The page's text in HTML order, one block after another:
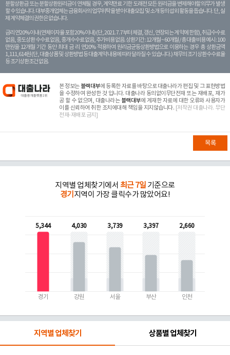
분할상환금 또는 분할상환원리금이 연체될 경우, 계약만료 기한 도래전 모든 원리금을 변제해야할 의무가 발생
할 수 있습니다. 대부중개업체는 금융회사의 업무위탁을 받아 대출모집 및 소개 등의 섭외 활동을 돕습니다. 단, 실
제 계약체결의 권한은 없습니다.
금리 연20% 이내 (연체이자율 포함 20% 이내) (단, 2021. 7. 7부터 체결, 갱신, 연장되는 계 약에 한함), 취급수수료
없음, 중도상환 수수료 없음, 중개수수료 없음, 추가비용 없음. 상환기간 : 12개월 ~ 60개월 / 총 대출 비용 예시 : 100
만원을 12개월 기간 동안 최대 금 리 연20% 적용하여 원리금균등상환방법으로 이용하는 경우 총 상환금액
1,111,614원 (단, 대출상품 및 상환방법 등 대출계약 내용에 따라 달라질 수 있습니다.) 채무의 조기 상환수수료율
등 조기상환조건 없음.
본 정보는 블랙대부에 등록한 자료를 바탕으로 대출나라가 편집 및 그 표현방법
을 수정하여 완성한 것 입니다. 대출나라 동의없이무단전재 또는 재배포, 재가
공 할 수 없으며, 대출나라는 블랙대부에 게재한 자료에 대한 오류와 사용자가
이를 신뢰하여 취한 조치에대해 책임을 지지않습니다. [저작권 대출나라. 무단
전재-재배포 금지]
목록
지역별 업체찾기에서 최근 7일 기준으로
경기 지역이 가장 클릭수가 많았어요!
5,344
경기
4,030
강원
3,739
서울
3,397
부산
2,660
인천
지역별 업체찾기 상품별 업체찾기